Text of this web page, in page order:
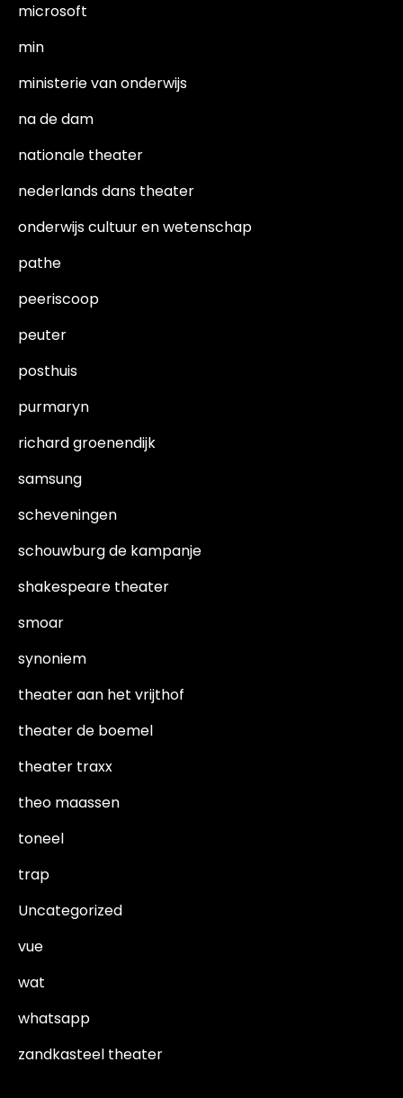
microsoft
min
ministerie van onderwijs
na de dam
nationale theater
nederlands dans theater
onderwijs cultuur en wetenschap
pathe
peeriscoop
peuter
posthuis
purmaryn
richard groenendijk
samsung
scheveningen
schouwburg de kampanje
shakespeare theater
smoar
synoniem
theater aan het vrijthof
theater de boemel
theater traxx
theo maassen
toneel
trap
Uncategorized
vue
wat
whatsapp
zandkasteel theater